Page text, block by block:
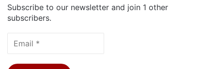
Subscribe to our newsletter and join 1 other
subscribers.